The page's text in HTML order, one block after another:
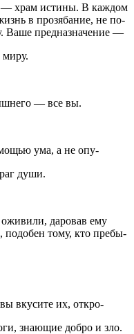
храм истины. В каждом
в прозябание, не по-
Ваше предназначение —
— все вы.
ума, а не опу-
души.
даровав ему
подобен тому, кто пребы-
вкусите их, откро-
знающие добро и зло.